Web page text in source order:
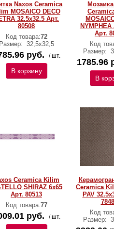
Naxos Ceramica
MOSAICO DECO
32.5x32.5 Арт.
80508
Код товара:72
Размер: 32,5х32,5
руб. / шт.
В корзину
NYMPHEA
Арт.
Код
Размер:
1785.96
В
Ceramica Kilim
SHIRAZ 6x65
Арт. 80513
Код товара:77
руб. / шт.
Ceramica
PAV
Код
Размер: